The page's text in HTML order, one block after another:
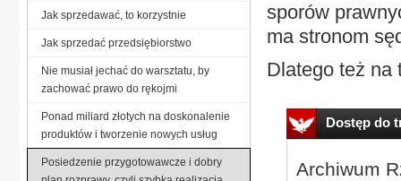
sporów
ma stronom
Dlatego też na
Dostęp do
Archiwum
Jak sprzedawać, to korzystnie
Jak sprzedać przedsiębiorstwo
Nie musiał jechać do warsztatu, by
zachować prawo do rękojmi
Ponad miliard złotych na doskonalenie
produktów i tworzenie nowych usług
Posiedzenie przygotowawcze i dobry